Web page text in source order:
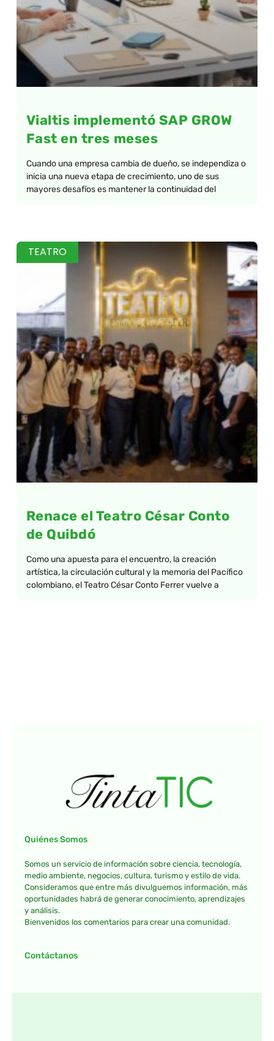
Vialtis implementó SAP GROW
Fast en tres meses
Cuando una empresa cambia de dueño, se independiza o
inicia una nueva etapa de crecimiento, uno de sus
mayores desafíos es mantener la continuidad del
TEATRO
Renace el Teatro César Conto
de Quibdó
Como una apuesta para el encuentro, la creación
artística, la circulación cultural y la memoria del Pacífico
colombiano, el Teatro César Conto Ferrer vuelve a
Quiénes Somos
Somos un servicio de información sobre ciencia, tecnología,
medio ambiente, negocios, cultura, turismo y estilo de vida.
Consideramos que entre más divulguemos información, más
oportunidades habrá de generar conocimiento, aprendizajes
y análisis.
Bienvenidos los comentarios para crear una comunidad.
Contáctanos